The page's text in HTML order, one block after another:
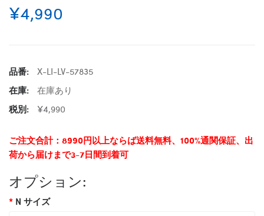
¥4,990
品番:
X-LI-LV-57835
在庫:
在庫あり
税別:
¥4,990
ご注文合計：8990円以上ならば送料無料、100%通関保証、出
荷から届けまで3-7日間到着可
オプション:
N サイズ